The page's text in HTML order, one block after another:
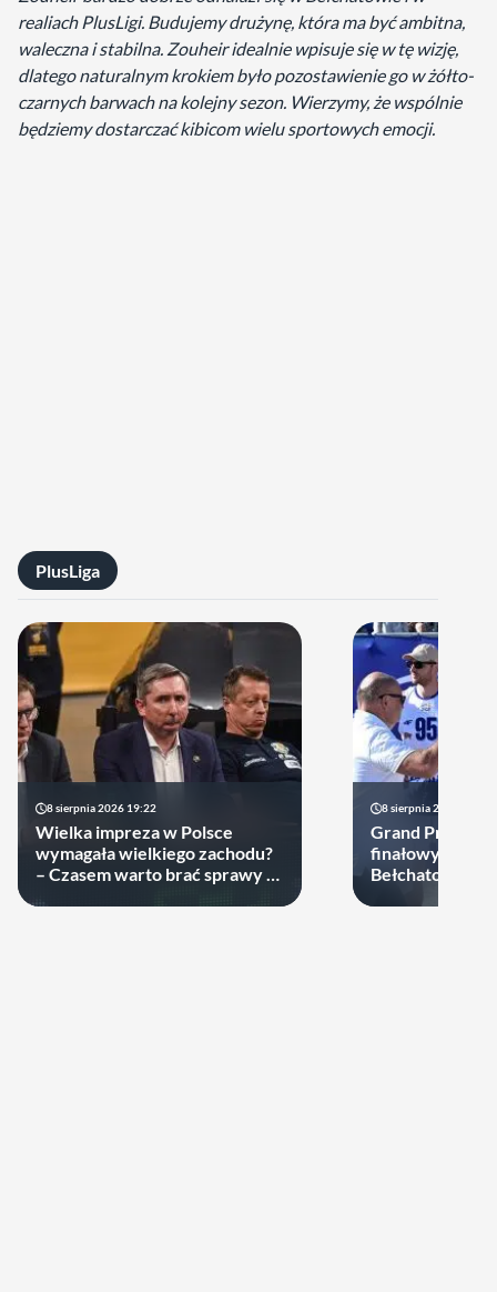
realiach PlusLigi. Budujemy drużynę, która ma być ambitna,
waleczna i stabilna. Zouheir idealnie wpisuje się w tę wizję,
dlatego naturalnym krokiem było pozostawienie go w żółto-
czarnych barwach na kolejny sezon. Wierzymy, że wspólnie
będziemy dostarczać kibicom wielu sportowych emocji.
PlusLiga
8 sierpnia 2026 19:22
Wielka impreza w Polsce
wymagała wielkiego zachodu?
– Czasem warto brać sprawy w
8 sierpnia 2026 18:33
Grand Prix
finałowy
Bełchatowianie